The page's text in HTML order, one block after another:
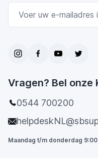
Vragen? Bel onze
0544 700200
Maandag t/m donderdag